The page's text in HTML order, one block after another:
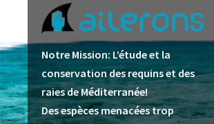
Notre Mission: L’étude et la
conservation des requins et des
raies de Méditerranée!
Des espèces menacées trop